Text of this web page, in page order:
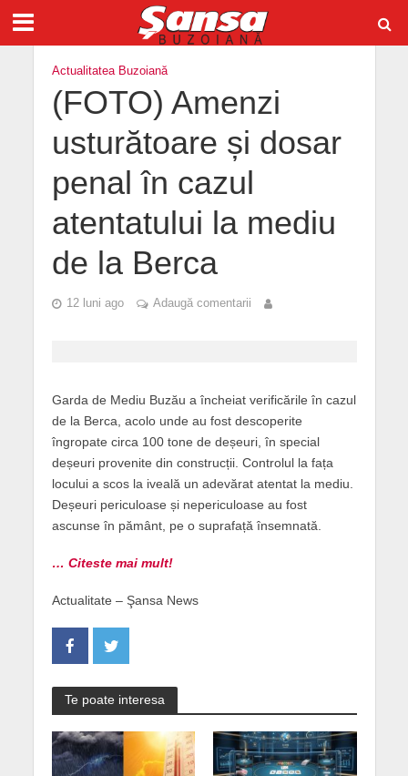
Actualitatea Buzoiană
(FOTO) Amenzi
usturătoare și dosar
penal în cazul
atentatului la mediu
de la Berca
12 luni ago Adaugă comentarii
Garda de Mediu Buzău a încheiat verificările în cazul
de la Berca, acolo unde au fost descoperite
îngropate circa 100 tone de deșeuri, în special
deșeuri provenite din construcții. Controlul la fața
locului a scos la iveală un adevărat atentat la mediu.
Deșeuri periculoase și nepericuloase au fost
ascunse în pământ, pe o suprafață însemnată.
… Citeste mai mult!
Actualitate – Şansa News
Te poate interesa